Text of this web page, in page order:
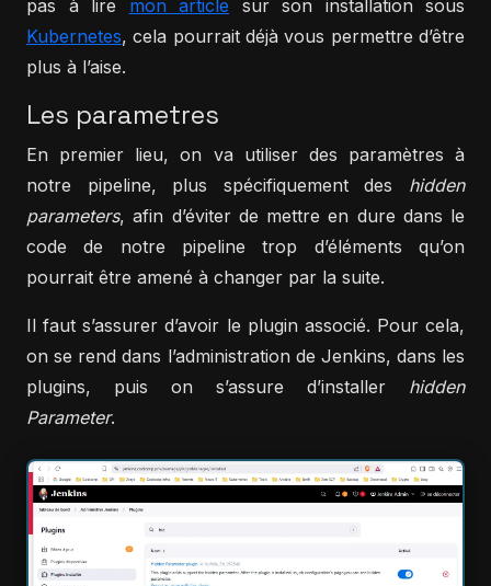
pas à lire mon article sur son installation sous
Kubernetes, cela pourrait déjà vous permettre d’être
plus à l’aise.
Les parametres
En premier lieu, on va utiliser des paramètres à
notre pipeline, plus spécifiquement des hidden
parameters, afin d’éviter de mettre en dure dans le
code de notre pipeline trop d’éléments qu’on
pourrait être amené à changer par la suite.
Il faut s’assurer d’avoir le plugin associé. Pour cela,
on se rend dans l’administration de Jenkins, dans les
plugins, puis on s’assure d’installer hidden
Parameter.